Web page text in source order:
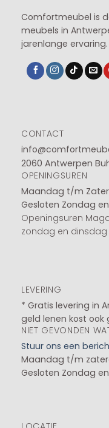
Comfortmeubel is
meubels in
jarenlange ervaring.
CONTACT
2060 Antwerpen
OPENINGSUREN
Maandag t/m
Gesloten Zondag
Openingsuren
zondag en dinsdag
LEVERING
* Gratis levering in
geld lenen kost ook
NIET GEVONDEN
Stuur ons een
Maandag t/m
Gesloten Zondag